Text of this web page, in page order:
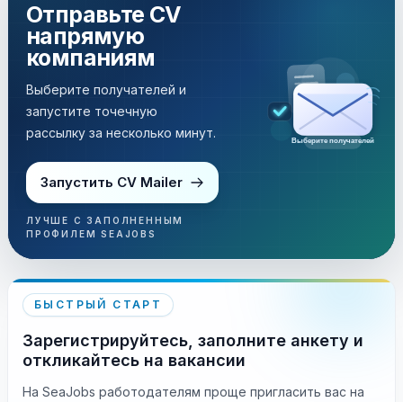
Отправьте CV
напрямую
компаниям
Выберите получателей и
запустите точечную
рассылку за несколько минут.
Запустить CV Mailer
ЛУЧШЕ С ЗАПОЛНЕННЫМ
ПРОФИЛЕМ SEAJOBS
Выберите получателей
БЫСТРЫЙ СТАРТ
Зарегистрируйтесь, заполните анкету и
откликайтесь на вакансии
На SeaJobs работодателям проще пригласить вас на